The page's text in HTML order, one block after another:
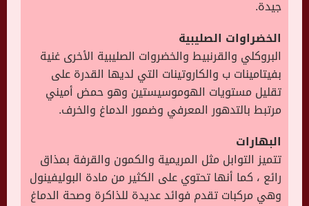
جيدة.
الخضراوات الصليبية
البروكلي والقرنبيط والخضروات الصليبية الأخرى غنية
بفيتامينات ب والكاروتينات التي لديها القدرة على
تقليل مستويات الهوموسيستين وهو حمض أميني
مرتبط بالتدهور المعرفي وضمور الدماغ والخرف.
البهارات
تتميز التوابل مثل المريمية والكمون والقرفة بمذاق
رائع ، كما أنها تحتوي على الكثير من مادة البوليفينول
وهي مركبات تقدم فوائد عديدة للذاكرة وصحة الدماغ